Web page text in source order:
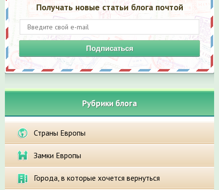
Получать новые статьи блога почтой
Подписаться
Рубрики блога
Страны Европы
Замки Европы
Города, в которые хочется вернуться